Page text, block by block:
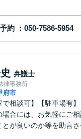
約
弁護士
律事務所
府市
で相談可】【駐車場有
場合には、お気軽にご
が良いのか等を助言さ